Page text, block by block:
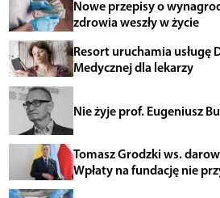
Nowe przepisy o
zdrowia weszły w życie
Resort uruchamia usługę
Medycznej dla lekarzy
Nie żyje prof. Eugeniusz
Tomasz Grodzki ws.
Wpłaty na fundację nie